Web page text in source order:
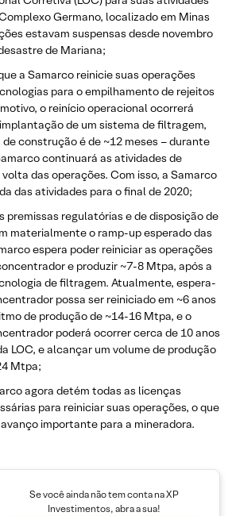
Germano, localizado em Minas
estavam suspensas desde novembro
de Mariana;
a Samarco reinicie suas operações
para o empilhamento de rejeitos
o reinício operacional ocorrerá
de um sistema de filtragem,
construção é de ~12 meses – durante
continuará as atividades de
das operações. Com isso, a Samarco
das atividades para o final de 2020;
premissas regulatórias e de disposição de
materialmente o ramp-up esperado das
espera poder reiniciar as operações
e produzir ~7-8 Mtpa, após a
de filtragem. Atualmente, espera-
possa ser reiniciado em ~6 anos
de produção de ~14-16 Mtpa, e o
poderá ocorrer cerca de 10 anos
LOC, e alcançar um volume de produção
Mtpa;
agora detém todas as licenças
para reiniciar suas operações, o que
importante para a mineradora.
Se você ainda não tem conta na XP
Investimentos, abra a sua!